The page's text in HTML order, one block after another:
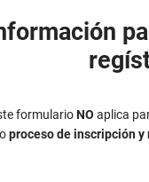
formularioNO aplica
proceso de inscripción